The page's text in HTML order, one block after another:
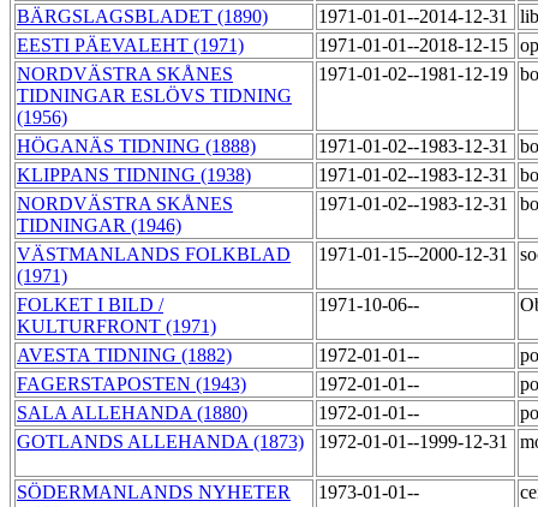
BÄRGSLAGSBLADET (1890)
1971-01-01--2014-12-31
EESTI PÄEVALEHT (1971)
1971-01-01--2018-12-15
NORDVÄSTRA SKÅNES
TIDNINGAR ESLÖVS TIDNING
(1956)
1971-01-02--1981-12-19
HÖGANÄS TIDNING (1888) 1971-01-02--1983-12-31
KLIPPANS TIDNING (1938)
1971-01-02--1983-12-31
NORDVÄSTRA SKÅNES
TIDNINGAR (1946)
1971-01-02--1983-12-31
VÄSTMANLANDS FOLKBLAD
(1971)
1971-01-15--2000-12-31
FOLKET I BILD /
KULTURFRONT (1971)
1971-10-06--
AVESTA TIDNING (1882) 1972-01-01--
FAGERSTAPOSTEN (1943)
1972-01-01--
SALA ALLEHANDA (1880)
1972-01-01--
GOTLANDS ALLEHANDA (1873)
1972-01-01--1999-12-31
SÖDERMANLANDS NYHETER
1973-01-01--